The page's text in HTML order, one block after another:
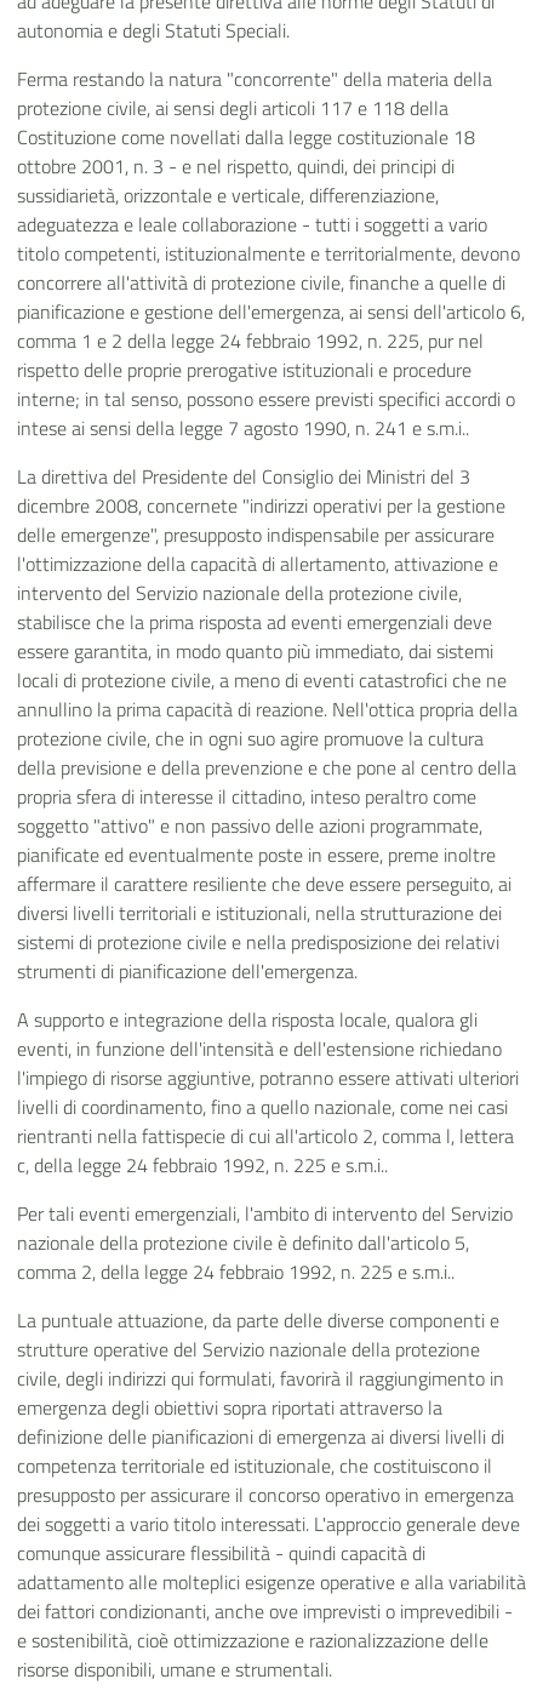
autonomia e degli Statuti Speciali.
Ferma restando la natura "concorrente" della materia della
protezione civile, ai sensi degli articoli 117 e 118 della
Costituzione come novellati dalla legge costituzionale 18
ottobre 2001, n. 3 - e nel rispetto, quindi, dei principi di
sussidiarietà, orizzontale e verticale, differenziazione,
adeguatezza e leale collaborazione - tutti i soggetti a vario
titolo competenti, istituzionalmente e territorialmente, devono
concorrere all'attività di protezione civile, finanche a quelle di
pianificazione e gestione dell'emergenza, ai sensi dell'articolo 6,
comma 1 e 2 della legge 24 febbraio 1992, n. 225, pur nel
rispetto delle proprie prerogative istituzionali e procedure
interne; in tal senso, possono essere previsti specifici accordi o
intese ai sensi della legge 7 agosto 1990, n. 241 e s.m.i..
La direttiva del Presidente del Consiglio dei Ministri del 3
dicembre 2008, concernete "indirizzi operativi per la gestione
delle emergenze", presupposto indispensabile per assicurare
l'ottimizzazione della capacità di allertamento, attivazione e
intervento del Servizio nazionale della protezione civile,
stabilisce che la prima risposta ad eventi emergenziali deve
essere garantita, in modo quanto più immediato, dai sistemi
locali di protezione civile, a meno di eventi catastrofici che ne
annullino la prima capacità di reazione. Nell'ottica propria della
protezione civile, che in ogni suo agire promuove la cultura
della previsione e della prevenzione e che pone al centro della
propria sfera di interesse il cittadino, inteso peraltro come
soggetto "attivo" e non passivo delle azioni programmate,
pianificate ed eventualmente poste in essere, preme inoltre
affermare il carattere resiliente che deve essere perseguito, ai
diversi livelli territoriali e istituzionali, nella strutturazione dei
sistemi di protezione civile e nella predisposizione dei relativi
strumenti di pianificazione dell'emergenza.
A supporto e integrazione della risposta locale, qualora gli
eventi, in funzione dell'intensità e dell'estensione richiedano
l'impiego di risorse aggiuntive, potranno essere attivati ulteriori
livelli di coordinamento, fino a quello nazionale, come nei casi
rientranti nella fattispecie di cui all'articolo 2, comma l, lettera
c, della legge 24 febbraio 1992, n. 225 e s.m.i..
Per tali eventi emergenziali, l'ambito di intervento del Servizio
nazionale della protezione civile è definito dall'articolo 5,
comma 2, della legge 24 febbraio 1992, n. 225 e s.m.i..
La puntuale attuazione, da parte delle diverse componenti e
strutture operative del Servizio nazionale della protezione
civile, degli indirizzi qui formulati, favorirà il raggiungimento in
emergenza degli obiettivi sopra riportati attraverso la
definizione delle pianificazioni di emergenza ai diversi livelli di
competenza territoriale ed istituzionale, che costituiscono il
presupposto per assicurare il concorso operativo in emergenza
dei soggetti a vario titolo interessati. L'approccio generale deve
comunque assicurare flessibilità - quindi capacità di
adattamento alle molteplici esigenze operative e alla variabilità
dei fattori condizionanti, anche ove imprevisti o imprevedibili -
e sostenibilità, cioè ottimizzazione e razionalizzazione delle
risorse disponibili, umane e strumentali.